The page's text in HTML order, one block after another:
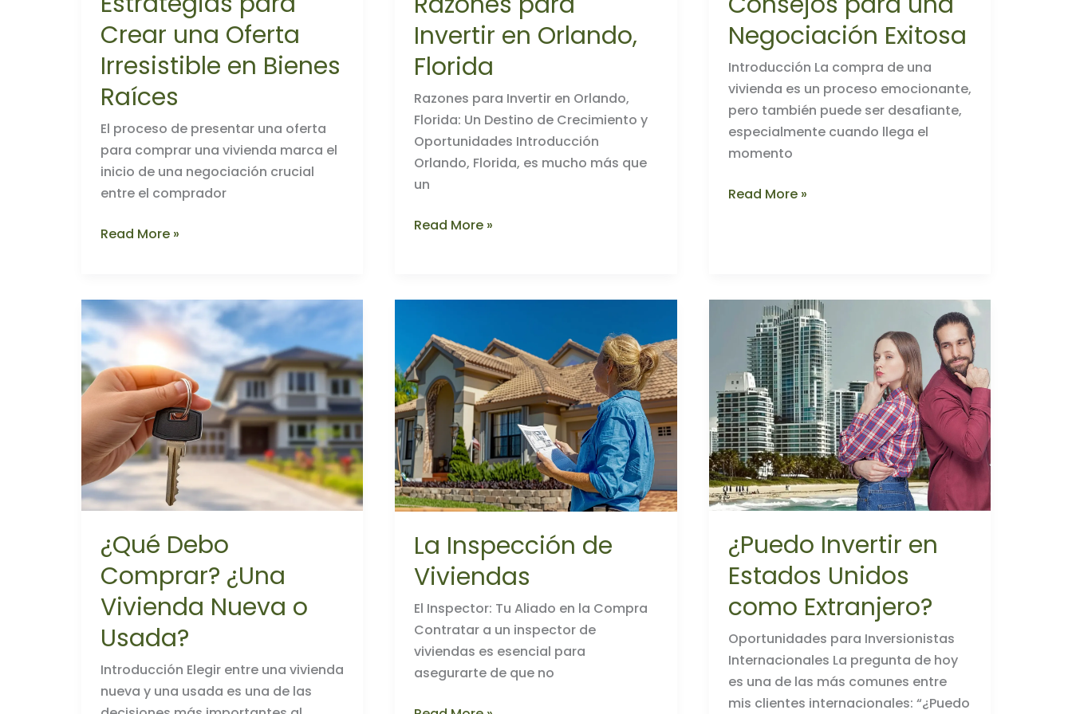
Crear una Oferta
Irresistible en Bienes
Raíces
El proceso de presentar una oferta
para comprar una vivienda marca el
inicio de una negociación crucial
entre el comprador
Estrategias
una
Oferta
Irresistible
en
Bienes
Raíces
Read More »
Invertir en Orlando,
Florida
Razones para Invertir en Orlando,
Florida: Un Destino de Crecimiento y
Oportunidades Introducción
Orlando, Florida, es mucho más que
un
Razones
Florida
Read More »
Negociación Exitosa
Introducción La compra de una
vivienda es un proceso emocionante,
pero también puede ser desafiante,
especialmente cuando llega el
momento
Consejos
Read More »
¿Qué Debo
Comprar? ¿Una
Vivienda Nueva o
Usada?
Introducción Elegir entre una vivienda
nueva y una usada es una de las
La Inspección de
Viviendas
El Inspector: Tu Aliado en la Compra
Contratar a un inspector de
viviendas es esencial para
asegurarte de que no
¿Puedo Invertir en
Estados Unidos
como Extranjero?
Oportunidades para Inversionistas
Internacionales La pregunta de hoy
es una de las más comunes entre
mis clientes internacionales: “¿Puedo